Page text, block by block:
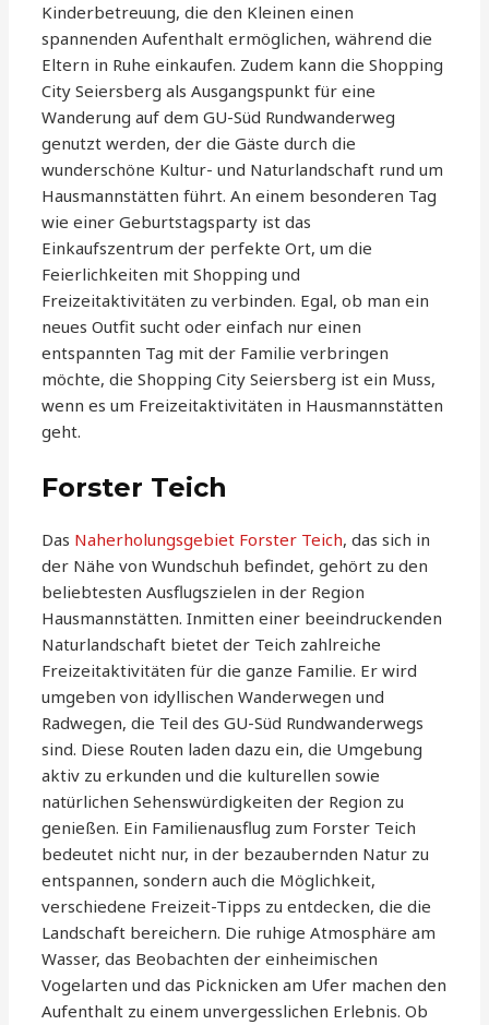
Kinderbetreuung, die den Kleinen einen
spannenden Aufenthalt ermöglichen, während die
Eltern in Ruhe einkaufen. Zudem kann die Shopping
City Seiersberg als Ausgangspunkt für eine
Wanderung auf dem GU-Süd Rundwanderweg
genutzt werden, der die Gäste durch die
wunderschöne Kultur- und Naturlandschaft rund um
Hausmannstätten führt. An einem besonderen Tag
wie einer Geburtstagsparty ist das
Einkaufszentrum der perfekte Ort, um die
Feierlichkeiten mit Shopping und
Freizeitaktivitäten zu verbinden. Egal, ob man ein
neues Outfit sucht oder einfach nur einen
entspannten Tag mit der Familie verbringen
möchte, die Shopping City Seiersberg ist ein Muss,
wenn es um Freizeitaktivitäten in Hausmannstätten
geht.
Forster Teich
Das Naherholungsgebiet Forster Teich, das sich in
der Nähe von Wundschuh befindet, gehört zu den
beliebtesten Ausflugszielen in der Region
Hausmannstätten. Inmitten einer beeindruckenden
Naturlandschaft bietet der Teich zahlreiche
Freizeitaktivitäten für die ganze Familie. Er wird
umgeben von idyllischen Wanderwegen und
Radwegen, die Teil des GU-Süd Rundwanderwegs
sind. Diese Routen laden dazu ein, die Umgebung
aktiv zu erkunden und die kulturellen sowie
natürlichen Sehenswürdigkeiten der Region zu
genießen. Ein Familienausflug zum Forster Teich
bedeutet nicht nur, in der bezaubernden Natur zu
entspannen, sondern auch die Möglichkeit,
verschiedene Freizeit-Tipps zu entdecken, die die
Landschaft bereichern. Die ruhige Atmosphäre am
Wasser, das Beobachten der einheimischen
Vogelarten und das Picknicken am Ufer machen den
Aufenthalt zu einem unvergesslichen Erlebnis. Ob